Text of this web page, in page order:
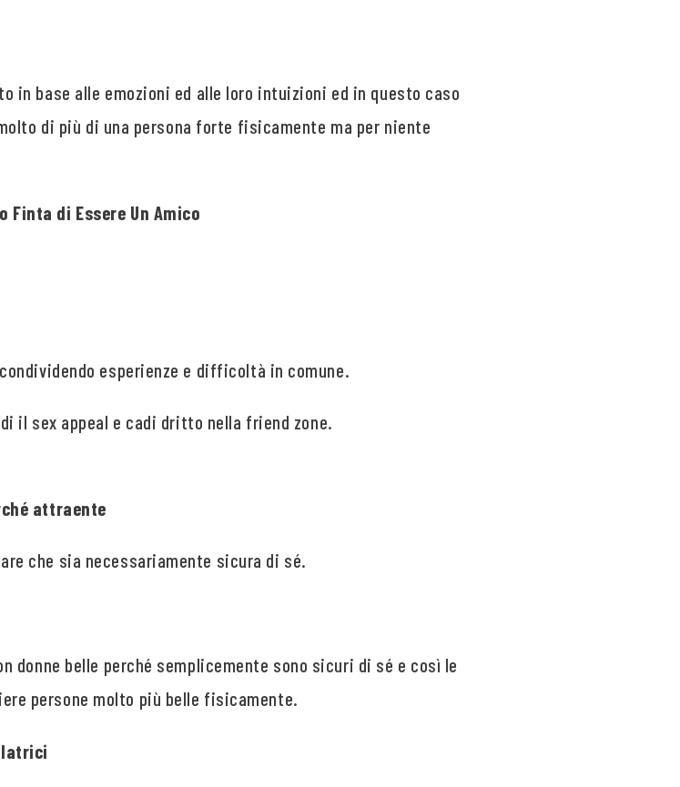
in base alle emozioni ed alle loro intuizioni ed in questo caso
di più di una persona forte fisicamente ma per niente
Finta di Essere Un Amico
esperienze e difficoltà in comune.
il sex appeal e cadi dritto nella friend zone.
attraente
che sia necessariamente sicura di sé.
donne belle perché semplicemente sono sicuri di sé e così le
persone molto più belle fisicamente.